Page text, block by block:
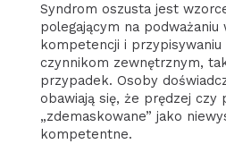
Syndrom oszusta jest
polegającym na podważaniu
kompetencji i przypisywaniu
czynnikom zewnętrznym,
przypadek. Osoby
obawiają się, że prędzej czy
„zdemaskowane” jako
kompetentne.